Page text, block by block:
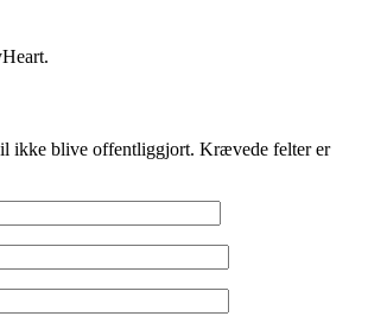
ikke blive offentliggjort. Krævede felter er